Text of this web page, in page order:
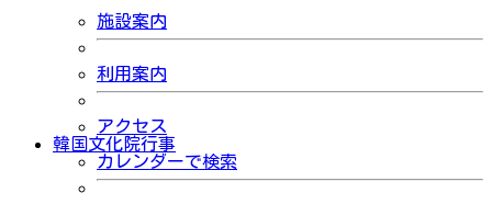
施設案内
利用案内
アクセス
韓国文化院行事
カレンダーで検索